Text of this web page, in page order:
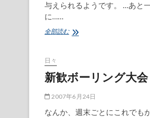
与えられるようです。 …あと
に……
全部読む40
日々
新歓ボーリング大会
2007年6月24日
なんか、週末ごとにこれでも